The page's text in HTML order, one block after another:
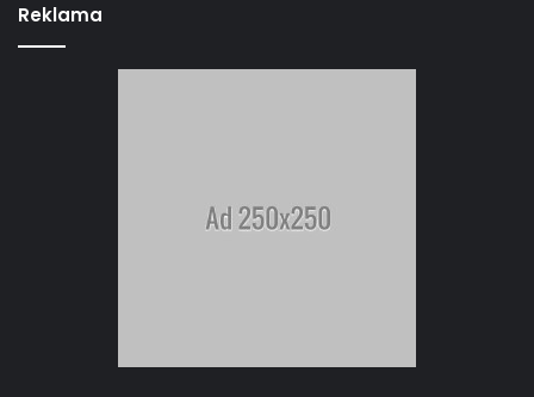
Reklama